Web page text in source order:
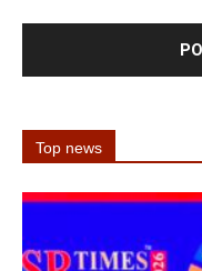
Top news